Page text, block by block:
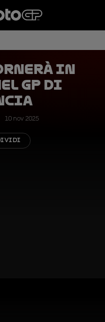
in
GP di
10 nov 2025